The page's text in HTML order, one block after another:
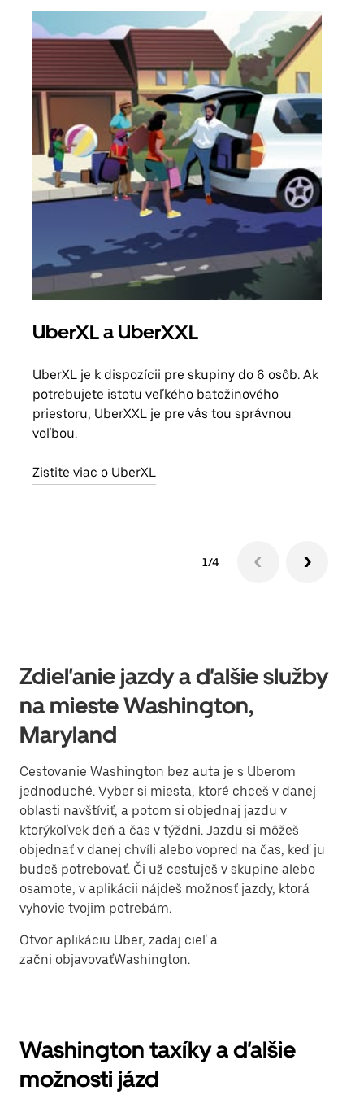
UberXL a UberXXL
UberXL je k dispozícii pre skupiny do 6 osôb. Ak
potrebujete istotu veľkého batožinového
priestoru, UberXXL je pre vás tou správnou
voľbou.
Zistite viac o UberXL
1/4
Zdieľanie jazdy a ďalšie služby
na mieste Washington,
Maryland
Cestovanie Washington bez auta je s Uberom
jednoduché. Vyber si miesta, ktoré chceš v danej
oblasti navštíviť, a potom si objednaj jazdu v
ktorýkoľvek deň a čas v týždni. Jazdu si môžeš
objednať v danej chvíli alebo vopred na čas, keď ju
budeš potrebovať. Či už cestuješ v skupine alebo
osamote, v aplikácii nájdeš možnosť jazdy, ktorá
vyhovie tvojim potrebám.
Otvor aplikáciu Uber, zadaj cieľ a
začni objavovaťWashington.
Washington taxíky a ďalšie
možnosti jázd